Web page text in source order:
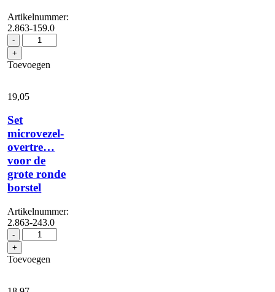
Artikelnummer:
2.863-159.0
-
Turbo
stoomborstel
aantal
+
Toevoegen
19,05
Set
microvezel-
overtre…
voor de
grote ronde
borstel
Artikelnummer:
2.863-243.0
-
microvezel-
overtre...
voor
grote
+
Toevoegen